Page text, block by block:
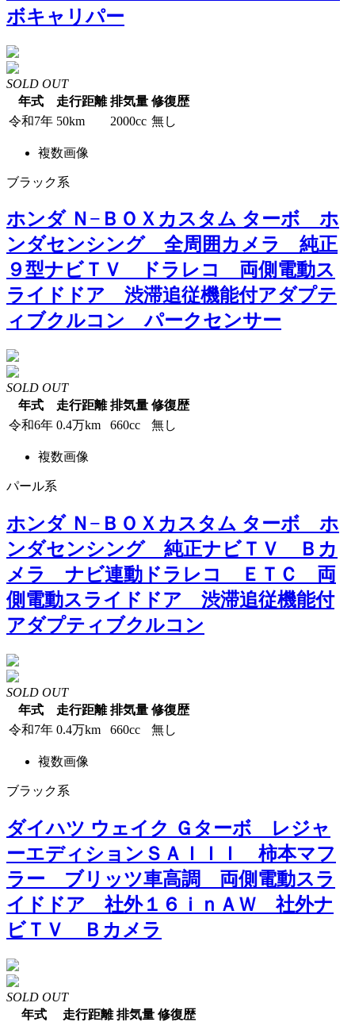
ボキャリパー
SOLD OUT
年式
走行距離 排気量 修復歴
令和7年 50km 2000cc 無し
複数画像
ブラック系
ホンダ Ｎ−ＢＯＸカスタム ターボ ホ
ンダセンシング 全周囲カメラ 純正
９型ナビＴＶ ドラレコ 両側電動ス
ライドドア 渋滞追従機能付アダプテ
ィブクルコン パークセンサー
SOLD OUT
年式
走行距離 排気量 修復歴
令和6年 0.4万km 660cc 無し
複数画像
パール系
ホンダ Ｎ−ＢＯＸカスタム ターボ ホ
ンダセンシング 純正ナビＴＶ Ｂカ
メラ ナビ連動ドラレコ ＥＴＣ 両
側電動スライドドア 渋滞追従機能付
アダプティブクルコン
SOLD OUT
年式
走行距離 排気量 修復歴
令和7年 0.4万km 660cc 無し
複数画像
ブラック系
ダイハツ ウェイク Ｇターボ レジャ
ーエディションＳＡＩＩＩ 柿本マフ
ラー ブリッツ車高調 両側電動スラ
イドドア 社外１６ｉｎＡＷ 社外ナ
ビＴＶ Ｂカメラ
SOLD OUT
年式
走行距離 排気量 修復歴